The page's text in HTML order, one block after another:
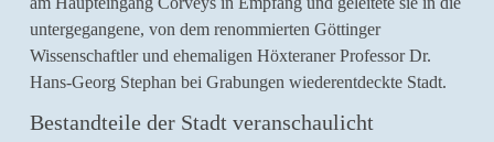
untergegangene, von dem renommierten Göttinger
Wissenschaftler und ehemaligen Höxteraner Professor Dr.
Hans-Georg Stephan bei Grabungen wiederentdeckte Stadt.
Bestandteile der Stadt veranschaulicht